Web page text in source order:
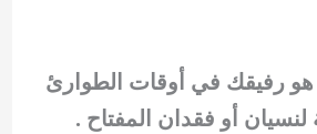
هو رفيقك في أوقات الطوارئ
لنسيان أو فقدان المفتاح .